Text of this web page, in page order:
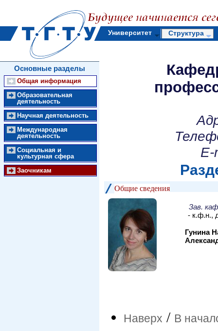
Университет Структура
Основные разделы
Общая информация
Образовательная
деятельность
Научная деятельность
Международная
деятельность
Социальная и
культурная сфера
Заочникам
E-
Общие сведения
Зав.
- к.ф.н.,
Гунина
Наверх / В